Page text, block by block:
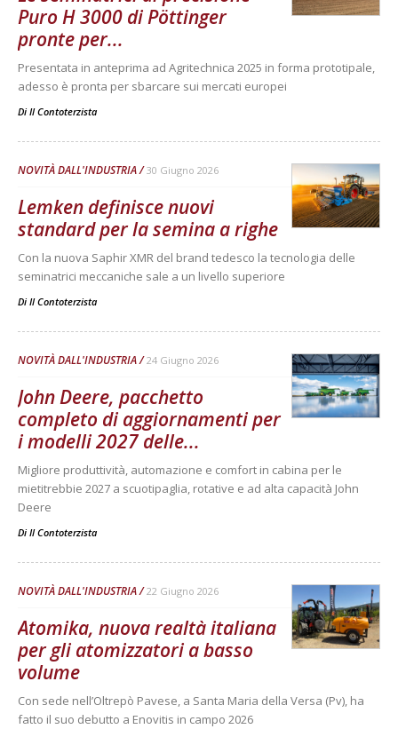
Puro H 3000 di Pöttinger
pronte per...
Presentata in anteprima ad Agritechnica 2025 in forma prototipale,
adesso è pronta per sbarcare sui mercati europei
Di Il Contoterzista
NOVITÀ DALL'INDUSTRIA 30 Giugno 2026
Lemken definisce nuovi
standard per la semina a righe
Con la nuova Saphir XMR del brand tedesco la tecnologia delle
seminatrici meccaniche sale a un livello superiore
Di Il Contoterzista
NOVITÀ DALL'INDUSTRIA 24 Giugno 2026
John Deere, pacchetto
completo di aggiornamenti per
i modelli 2027 delle...
Migliore produttività, automazione e comfort in cabina per le
mietitrebbie 2027 a scuotipaglia, rotative e ad alta capacità John
Deere
Di Il Contoterzista
NOVITÀ DALL'INDUSTRIA 22 Giugno 2026
Atomika, nuova realtà italiana
per gli atomizzatori a basso
volume
Con sede nell’Oltrepò Pavese, a Santa Maria della Versa (Pv), ha
fatto il suo debutto a Enovitis in campo 2026